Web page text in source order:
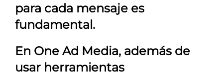
para cada mensaje es
fundamental.
En One Ad Media, además de
usar herramientas